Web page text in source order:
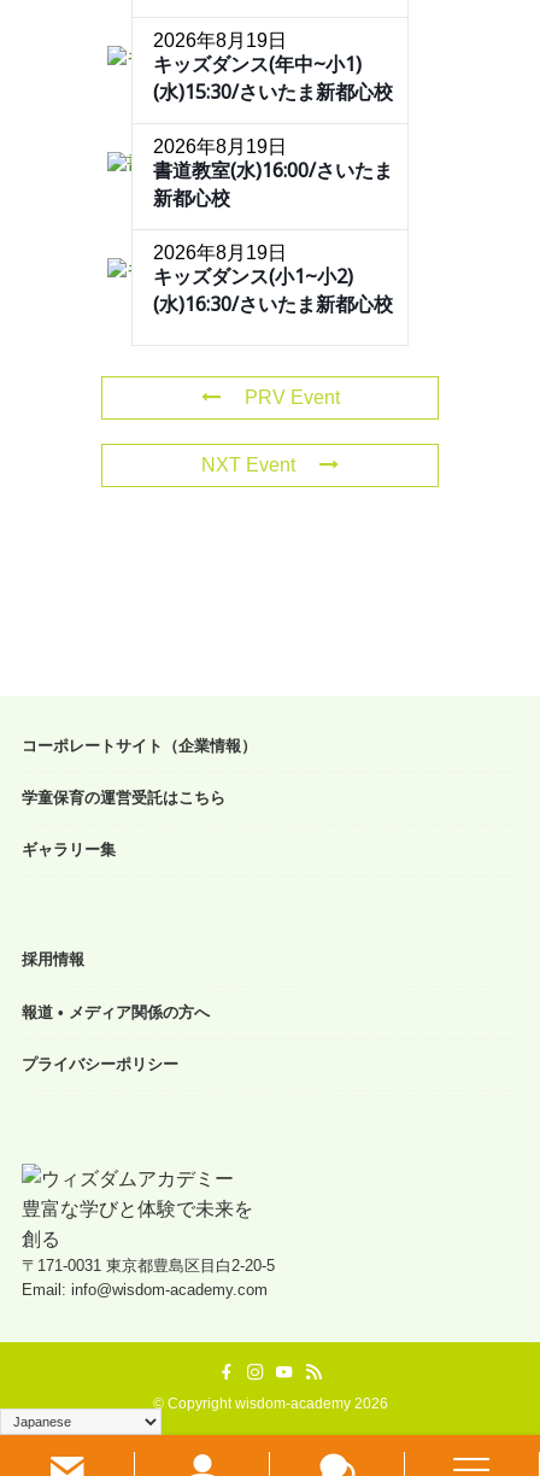
2026年8月19日
キッズダンス(年中~小1)
(水)15:30/さいたま新都心校
2026年8月19日
書道教室(水)16:00/さいたま
新都心校
2026年8月19日
キッズダンス(小1~小2)
(水)16:30/さいたま新都心校
PRV Event
NXT Event
コーポレートサイト（企業情報）
学童保育の運営受託はこちら
ギャラリー集
採用情報
報道 • メディア関係の方へ
プライバシーポリシー
〒171-0031 東京都豊島区目白2-20-5
Email: info@wisdom-academy.com
©Copyright wisdom-academy 2026